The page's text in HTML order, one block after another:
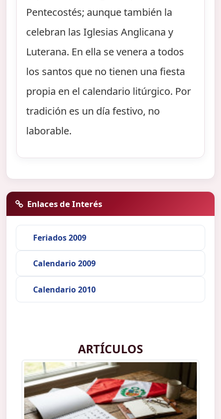
Pentecostés; aunque también la
celebran las Iglesias Anglicana y
Luterana. En ella se venera a todos
los santos que no tienen una fiesta
propia en el calendario litúrgico. Por
tradición es un día festivo, no
laborable.
Enlaces de Interés
Feriados 2009
Calendario 2009
Calendario 2010
ARTÍCULOS